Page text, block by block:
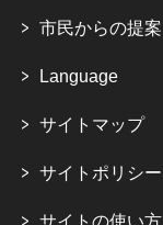
市民からの提案
Language
サイトマップ
サイトポリシー